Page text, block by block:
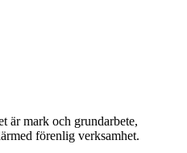
är mark och grundarbete,
förenlig verksamhet.